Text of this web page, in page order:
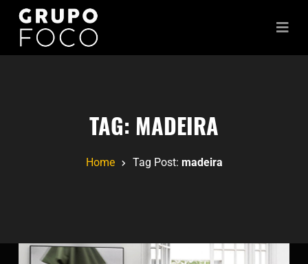
TAG: MADEIRA
Home Tag Post: madeira